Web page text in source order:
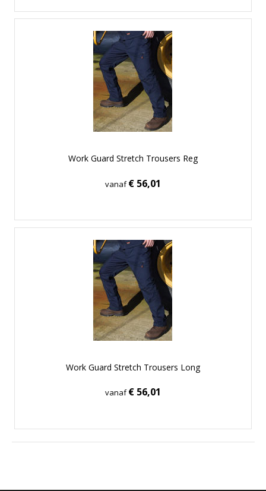
Work Guard Stretch Trousers Reg
vanaf€ 56,01
Work Guard Stretch Trousers Long
vanaf€ 56,01